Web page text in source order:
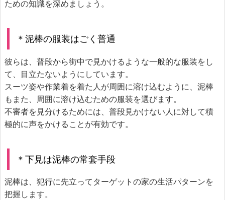
ための知識を深めましょう。
＊泥棒の服装はごく普通
彼らは、普段から街中で見かけるような一般的な服装をし
て、目立たないようにしています。
スーツ姿や作業着を着た人が周囲に溶け込むように、泥棒
もまた、周囲に溶け込むための服装を選びます。
不審者を見分けるためには、普段見かけない人に対して積
極的に声をかけることが有効です。
＊下見は泥棒の常套手段
泥棒は、犯行に先立ってターゲットの家の生活パターンを
把握します。